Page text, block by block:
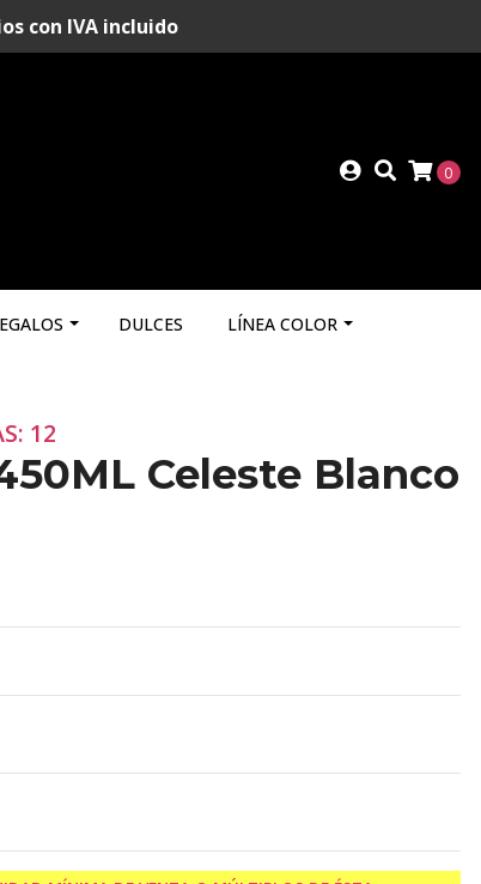
con IVA incluido
0
DULCES LÍNEA COLOR
12
Celeste Blanco